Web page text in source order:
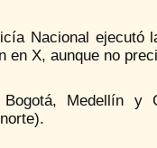
Nacional ejecutó
X, aunque no
Medellín